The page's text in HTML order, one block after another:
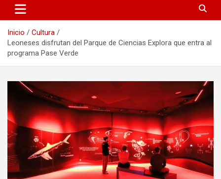
Inicio
Cultura
Leoneses disfrutan del Parque de Ciencias Explora que entra al
programa Pase Verde